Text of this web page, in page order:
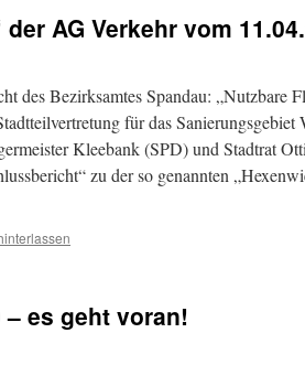
AG Verkehr vom
des Bezirksamtes Spandau: „Nutzbare
für das Sanierungsgebiet
Kleebank (SPD) und Stadtrat
zu der so genannten
es geht voran!